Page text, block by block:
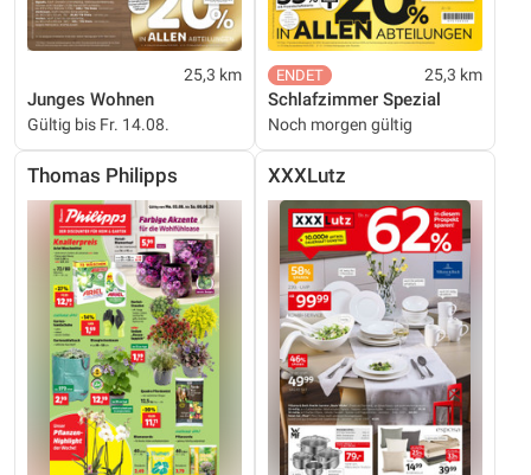
25,3 km
Junges Wohnen
Gültig bis Fr. 14.08.
25,3 km
Schlafzimmer Spezial
Noch morgen gültig
Thomas Philipps XXXLutz